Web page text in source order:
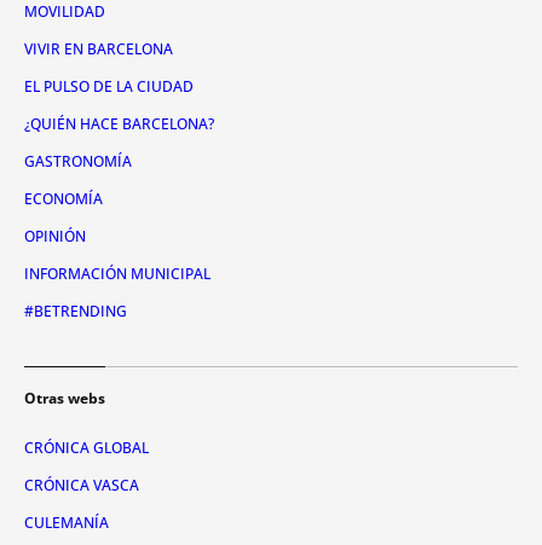
MOVILIDAD
VIVIR EN BARCELONA
EL PULSO DE LA CIUDAD
¿QUIÉN HACE BARCELONA?
GASTRONOMÍA
ECONOMÍA
OPINIÓN
INFORMACIÓN MUNICIPAL
#BETRENDING
Otras webs
CRÓNICA GLOBAL
CRÓNICA VASCA
CULEMANÍA